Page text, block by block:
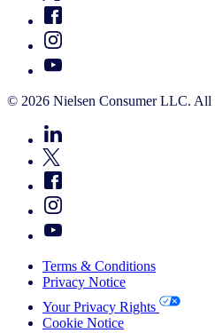
© 2026 Nielsen Consumer LLC. All
Terms & Conditions
Privacy Notice
Your Privacy Rights
Cookie Notice